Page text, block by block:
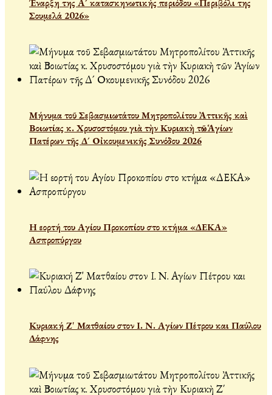
Έναρξη της Α´ κατασκηνωτικής περιόδου «Περιβόλι της
Σουμελά 2026»
Μήνυμα τοῦ Σεβασμιωτάτου Μητροπολίτου Ἀττικῆς καὶ
Βοιωτίας κ. Χρυσοστόμου γιὰ τὴν Κυριακὴ τῶν Ἁγίων
Πατέρων τῆς Δ´ Οἰκουμενικῆς Συνόδου 2026
Η εορτή του Αγίου Προκοπίου στο κτήμα «ΔΕΚΑ»
Ασπροπύργου
Κυριακή Ζ' Ματθαίου στον Ι. Ν. Αγίων Πέτρου και Παύλου
Δάφνης